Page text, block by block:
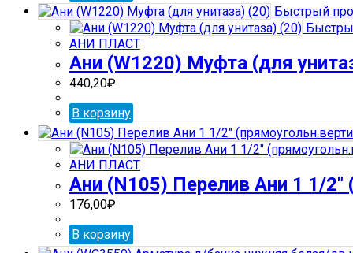
Быстрый
АНИ ПЛАСТ
Ани (W1220) Муфта (для
440,20₽
В корзину
АНИ ПЛАСТ
Ани (N105) Перелив Ани 1 1/2″
176,00₽
В корзину